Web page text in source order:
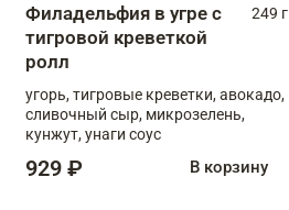
Филадельфия в угре с
тигровой креветкой
ролл
249 г
угорь, тигровые креветки, авокадо,
сливочный сыр, микрозелень,
кунжут, унаги соус
929 ₽ В корзину